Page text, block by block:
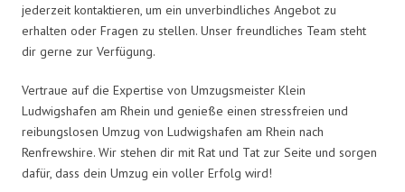
jederzeit kontaktieren, um ein unverbindliches Angebot zu
erhalten oder Fragen zu stellen. Unser freundliches Team steht
dir gerne zur Verfügung.
Vertraue auf die Expertise von Umzugsmeister Klein
Ludwigshafen am Rhein und genieße einen stressfreien und
reibungslosen Umzug von Ludwigshafen am Rhein nach
Renfrewshire. Wir stehen dir mit Rat und Tat zur Seite und sorgen
dafür, dass dein Umzug ein voller Erfolg wird!